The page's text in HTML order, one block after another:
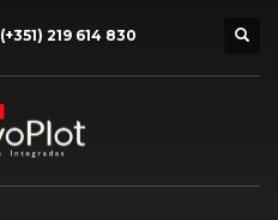
(+351) 219 614 830